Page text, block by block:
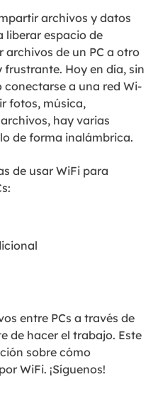
archivos y datos
liberar espacio de
de un PC a otro
frustrante. Hoy en día, sin
a una red Wi-
fotos, música,
hay varias
de forma inalámbrica.
de usar WiFi para
entre PCs a través de
de hacer el trabajo. Este
sobre cómo
WiFi. ¡Síguenos!